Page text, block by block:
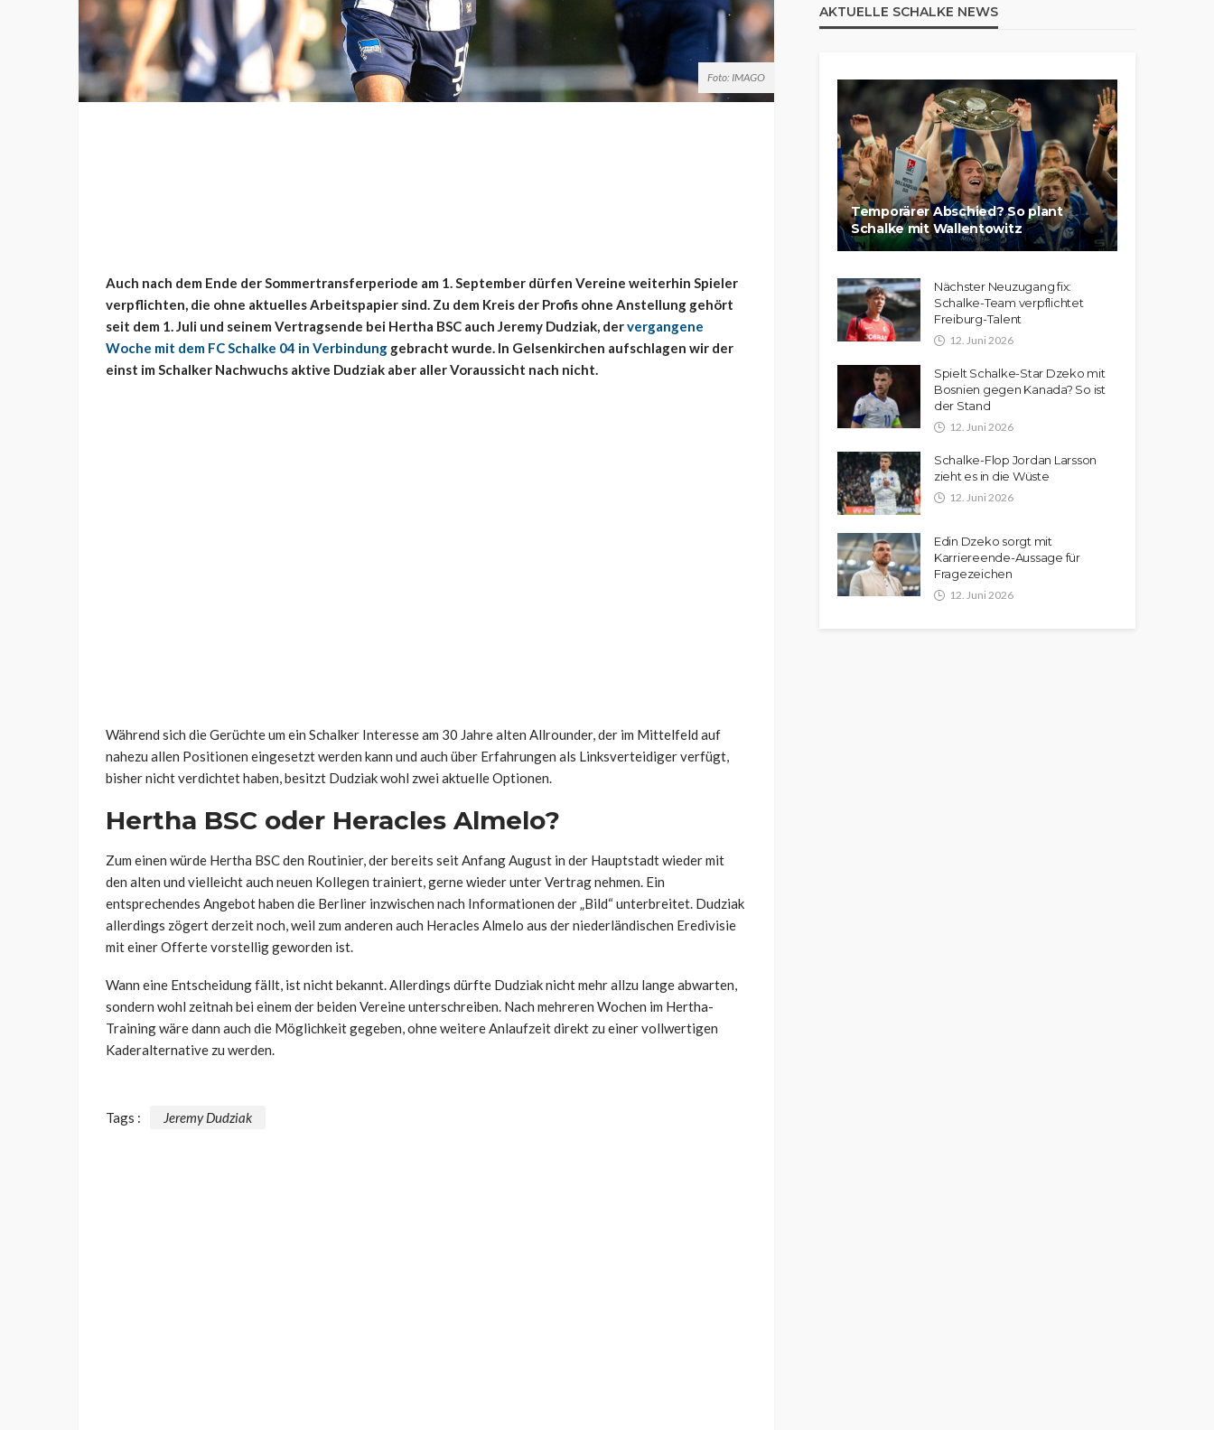
Foto: IMAGO
Auch nach dem Ende der Sommertransferperiode am 1. September dürfen Vereine weiterhin Spieler
verpflichten, die ohne aktuelles Arbeitspapier sind. Zu dem Kreis der Profis ohne Anstellung gehört
seit dem 1. Juli und seinem Vertragsende bei Hertha BSC auch Jeremy Dudziak, dervergangene
Woche mit dem FC Schalke 04 in Verbindung gebracht wurde. In Gelsenkirchen aufschlagen wir der
einst im Schalker Nachwuchs aktive Dudziak aber aller Voraussicht nach nicht.
Während sich die Gerüchte um ein Schalker Interesse am 30 Jahre alten Allrounder, der im Mittelfeld auf
nahezu allen Positionen eingesetzt werden kann und auch über Erfahrungen als Linksverteidiger verfügt,
bisher nicht verdichtet haben, besitzt Dudziak wohl zwei aktuelle Optionen.
Hertha BSC oder Heracles Almelo?
Zum einen würde Hertha BSC den Routinier, der bereits seit Anfang August in der Hauptstadt wieder mit
den alten und vielleicht auch neuen Kollegen trainiert, gerne wieder unter Vertrag nehmen. Ein
entsprechendes Angebot haben die Berliner inzwischen nach Informationen der „Bild“ unterbreitet. Dudziak
allerdings zögert derzeit noch, weil zum anderen auch Heracles Almelo aus der niederländischen Eredivisie
mit einer Offerte vorstellig geworden ist.
Wann eine Entscheidung fällt, ist nicht bekannt. Allerdings dürfte Dudziak nicht mehr allzu lange abwarten,
sondern wohl zeitnah bei einem der beiden Vereine unterschreiben. Nach mehreren Wochen im Hertha-
Training wäre dann auch die Möglichkeit gegeben, ohne weitere Anlaufzeit direkt zu einer vollwertigen
Kaderalternative zu werden.
Tags : Jeremy Dudziak
AKTUELLE SCHALKE NEWS
Temporärer Abschied? So plant
Schalke mit Wallentowitz
Nächster Neuzugang fix:
Schalke-Team verpflichtet
Freiburg-Talent
12. Juni 2026
Spielt Schalke-Star Dzeko mit
Bosnien gegen Kanada? So ist
der Stand
12. Juni 2026
Schalke-Flop Jordan Larsson
zieht es in die Wüste
12. Juni 2026
Edin Dzeko sorgt mit
Karriereende-Aussage für
Fragezeichen
12. Juni 2026